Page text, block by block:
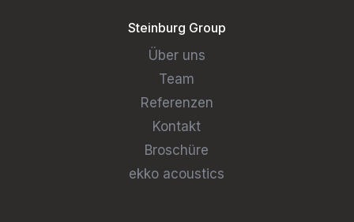
Steinburg Group
Über uns
Team
Referenzen
Kontakt
Broschüre
ekko acoustics